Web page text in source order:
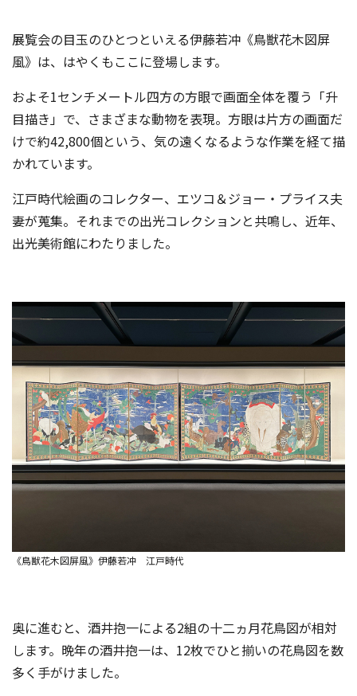
展覧会の目玉のひとつといえる伊藤若冲《鳥獣花木図屏
風》は、はやくもここに登場します。
およそ1センチメートル四方の方眼で画面全体を覆う「升
目描き」で、さまざまな動物を表現。方眼は片方の画面だ
けで約42,800個という、気の遠くなるような作業を経て描
かれています。
江戸時代絵画のコレクター、エツコ＆ジョー・プライス夫
妻が蒐集。それまでの出光コレクションと共鳴し、近年、
出光美術館にわたりました。
《鳥獣花木図屏風》伊藤若冲 江戸時代
奥に進むと、酒井抱一による2組の十二ヵ月花鳥図が相対
します。晩年の酒井抱一は、12枚でひと揃いの花鳥図を数
多く手がけました。